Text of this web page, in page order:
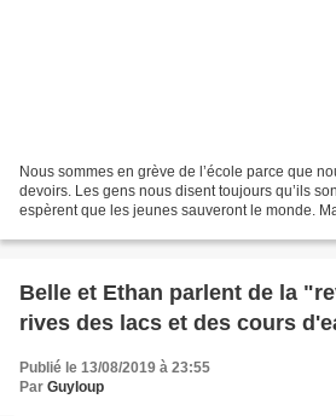
Nous sommes en grève de l’école parce que
devoirs. Les gens nous disent toujours qu’ils
espèrent que les jeunes sauveront le monde.
Belle et Ethan parlent de la
rives des lacs et des cours
Publié le 13/08/2019 à 23:55
Par Guyloup